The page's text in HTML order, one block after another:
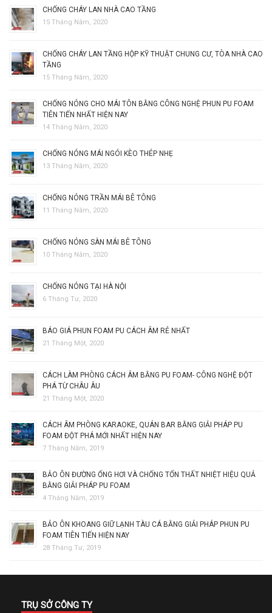
CHỐNG CHÁY LAN NHÀ CAO TẦNG
15 Tháng Năm, 2020
CHỐNG CHÁY LAN TẦNG HỘP KỸ THUẬT CHUNG CƯ, TÒA NHÀ CAO
TẦNG
15 Tháng Năm, 2020
CHỐNG NÓNG CHO MÁI TÔN BẰNG CÔNG NGHỆ PHUN PU FOAM
TIÊN TIẾN NHẤT HIỆN NAY
14 Tháng Năm, 2020
CHỐNG NÓNG MÁI NGÓI KÈO THÉP NHẸ
13 Tháng Năm, 2020
CHỐNG NÓNG TRẦN MÁI BÊ TÔNG
11 Tháng Năm, 2020
CHỐNG NÓNG SÀN MÁI BÊ TÔNG
10 Tháng Năm, 2020
CHỐNG NÓNG TẠI HÀ NỘI
6 Tháng Tư, 2020
BÁO GIÁ PHUN FOAM PU CÁCH ÂM RẺ NHẤT
21 Tháng Một, 2020
CÁCH LÀM PHÒNG CÁCH ÂM BẰNG PU FOAM- CÔNG NGHỆ ĐỘT
PHÁ TỪ CHÂU ÂU
21 Tháng Một, 2020
CÁCH ÂM PHÒNG KARAOKE, QUÁN BAR BẰNG GIẢI PHÁP PU
FOAM ĐỘT PHÁ MỚI NHẤT HIỆN NAY
7 Tháng Năm, 2019
BẢO ÔN ĐƯỜNG ỐNG HƠI VÀ CHỐNG TỔN THẤT NHIỆT HIỆU QUẢ
BẰNG GIẢI PHÁP PU FOAM
4 Tháng Năm, 2019
BẢO ÔN KHOANG GIỮ LẠNH TÀU CÁ BẰNG GIẢI PHÁP PHUN PU
FOAM TIÊN TIẾN HIỆN NAY
28 Tháng Tư, 2019
TRỤ SỞ CÔNG TY